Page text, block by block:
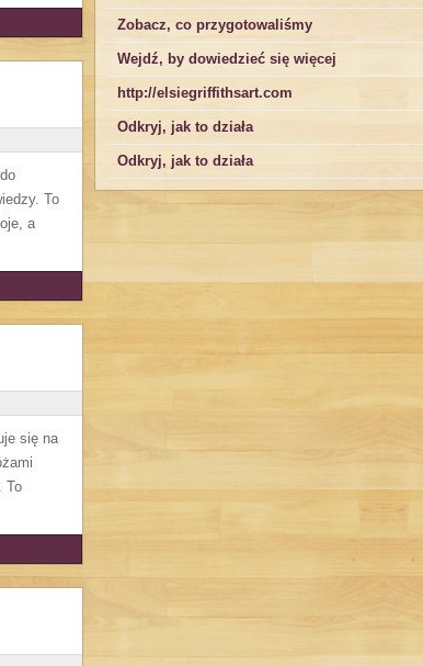
To
a
się na
To
Zobacz, co przygotowaliśmy
Wejdź, by dowiedzieć się więcej
http://elsiegriffithsart.com
Odkryj, jak to działa
Odkryj, jak to działa